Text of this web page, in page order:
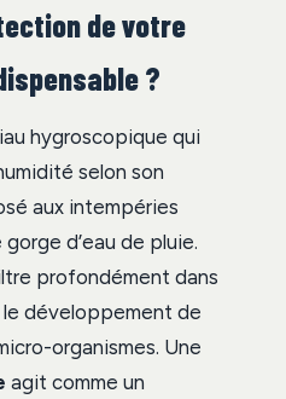
de votre
?
hygroscopique qui
selon son
aux intempéries
d’eau de pluie.
profondément dans
développement de
organismes. Une
agit comme un